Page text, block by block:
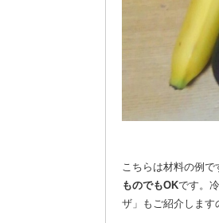
こちらは材料の例
ものでもOKです。
ザ」もご紹介します